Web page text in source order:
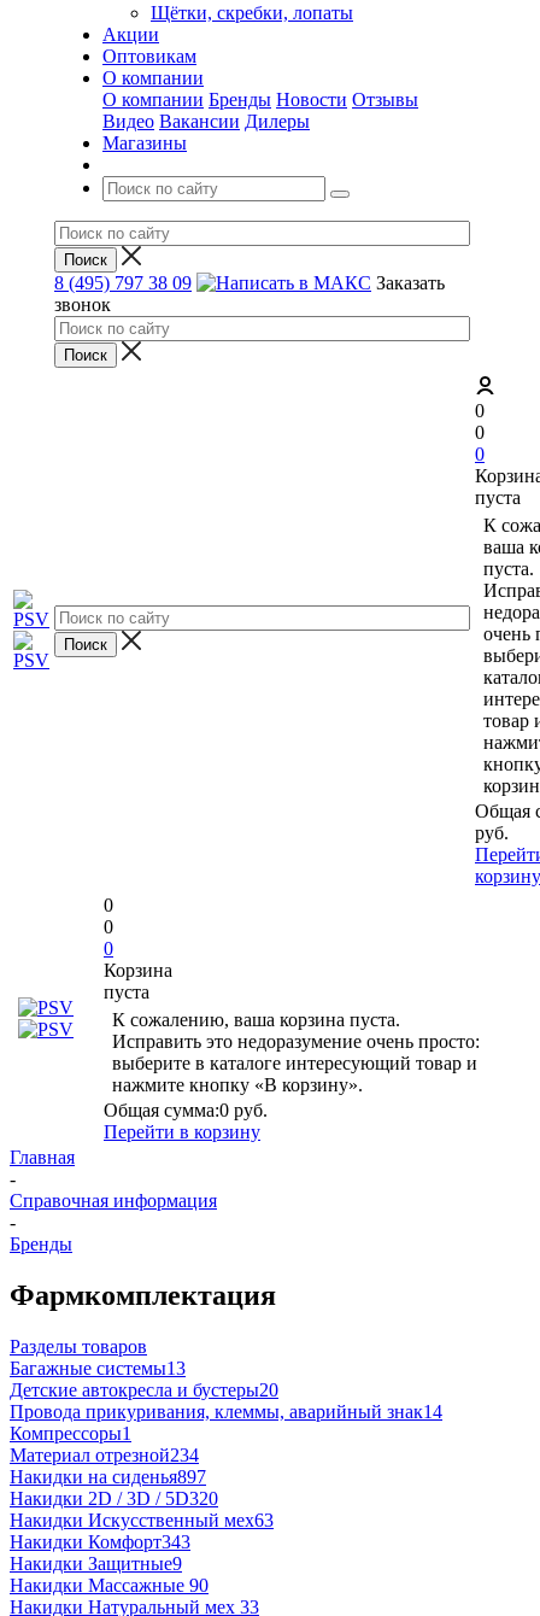
Щётки, скребки, лопаты
Акции
Оптовикам
О компании
О компании Бренды Новости Отзывы
Видео Вакансии Дилеры
Магазины
8 (495) 797 38 09
Заказать
звонок
0
0
0
пуста
К
ваша
пуста.
очень
товар
Общая
руб.
корзину
0
0
0
Корзина
пуста
К сожалению, ваша корзина пуста.
Исправить это недоразумение очень просто:
выберите в каталоге интересующий товар и
нажмите кнопку «В корзину».
Общая сумма:0 руб.
Перейти в корзину
Главная
-
Справочная информация
-
Бренды
Фармкомплектация
Разделы товаров
Багажные системы13
Детские автокресла и бустеры20
Провода прикуривания, клеммы, аварийный знак14
Компрессоры1
Материал отрезной234
Накидки на сиденья897
Накидки 2D / 3D / 5D320
Накидки Искусственный мех63
Накидки Комфорт343
Накидки Защитные9
Накидки Массажные 90
Накидки Натуральный мех 33